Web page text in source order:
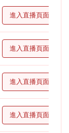
進入直播頁面
進入直播頁面
進入直播頁面
進入直播頁面